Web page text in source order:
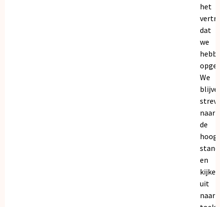
het
dat
we
We
naar
de
en
kijken
uit
naar